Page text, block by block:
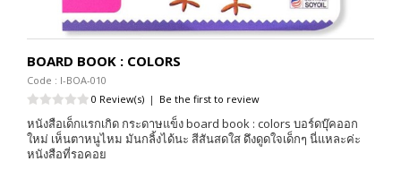
BOARD BOOK : COLORS
Code : I-BOA-010
0 Review(s) | Be the first to review
หนังสือเด็กแรกเกิด กระดาษแข็ง board book : colors บอร์ดบุ๊คออก
ใหม่ เห็นตาหนูไหม มันกลิ้งได้นะ สีสันสดใส ดึงดูดใจเด็กๆ นี่แหละค่ะ
หนังสือที่รอคอย